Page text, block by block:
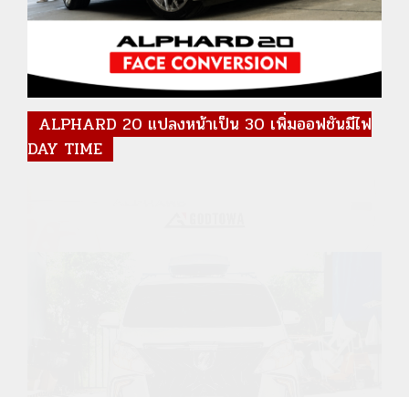
ALPHARD 20 แปลงหน้าเป็น 30 เพิ่มออฟชันมีไฟ
DAY TIME